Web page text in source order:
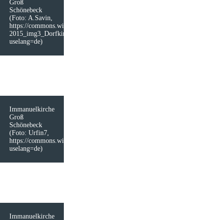
Groß
Schönebeck
(Foto: A.Savin,
https://commons.wikimedia.org/wiki/File:GrossSch%C3%B6nebeck_07-
2015_img3_Dorfkirche.jpg?
uselang=de)
Immanuelkirche
Groß
Schönebeck
(Foto: Urfin7,
https://commons.wikimedia.org/wiki/
uselang=de)
Immanuelkirche